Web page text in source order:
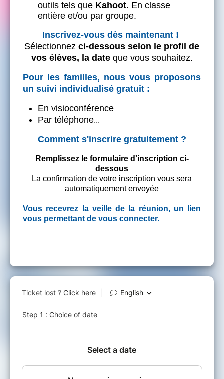
outils tels que Kahoot. En classe
entière et/ou par groupe.
Inscrivez-vous dès maintenant !
Sélectionnez ci-dessous selon le profil de
vos élèves, la dateque vous souhaitez.
Pour les familles, nous vous proposons
un suivi individualisé gratuit :
En visioconférence
Par téléphone...
Comment s'inscrire gratuitement ?
Remplissez le formulaire d'inscription ci-
dessous
La confirmation de votre inscription vous sera
automatiquement envoyée
Vous recevrez la veille de la réunion, un lien
vous permettant de vous connecter.